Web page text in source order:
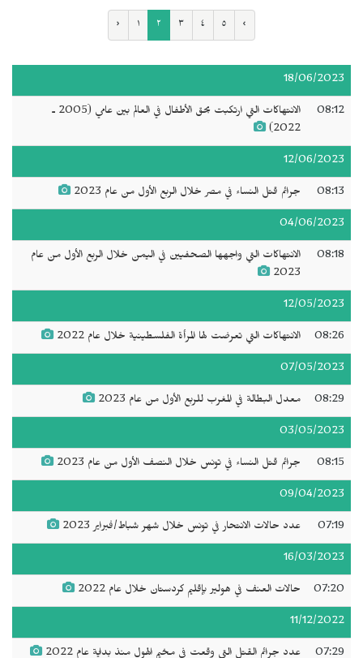
‹ ١ ٢ ٣ ٤ ٥ ›
18/06/2023
08:12
الانتهاكات التي ارتكبت بحق الأطفال في العالم بين عامي (2005 ـ
2022)
12/06/2023
08:13 جرائم قتل النساء في مصر خلال الربع الأول من عام 2023
04/06/2023
08:18
الانتهاكات التي واجهها الصحفيين في اليمن خلال الربع الأول من عام
2023
12/05/2023
08:26 الانتهاكات التي تعرضت لها المرأة الفلسطينية خلال عام 2022
07/05/2023
08:29 معدل البطالة في المغرب للربع الأول من عام 2023
03/05/2023
08:15 جرائم قتل النساء في تونس خلال النصف الأول من عام 2023
09/04/2023
07:19 عدد حالات الانتحار في تونس خلال شهر شباط/فبراير 2023
16/03/2023
07:20 حالات العنف في هولير بإقليم كردستان خلال عام 2022
11/12/2022
07:29 عدد جرائم القتل التي وقعت في مخيم الهول منذ بداية عام 2022